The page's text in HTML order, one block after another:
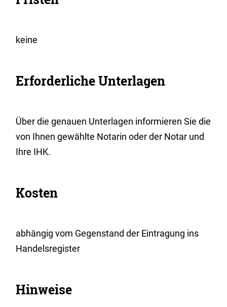
keine
Erforderliche Unterlagen
Über die genauen Unterlagen informieren Sie die
von Ihnen gewählte Notarin oder der Notar und
Ihre IHK.
Kosten
abhängig vom Gegenstand der Eintragung ins
Handelsregister
Hinweise